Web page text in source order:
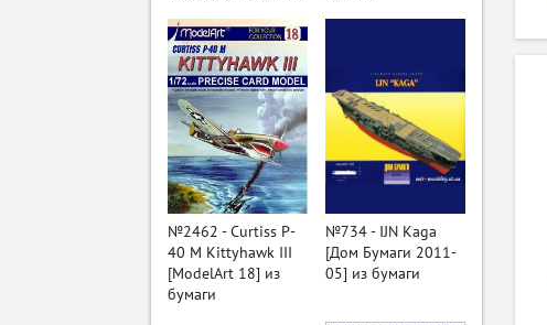
№2462 - Curtiss P-
40 M Kittyhawk III
[ModelArt 18] из
бумаги
№734 - IJN Kaga
[Дом Бумаги 2011-
05] из бумаги